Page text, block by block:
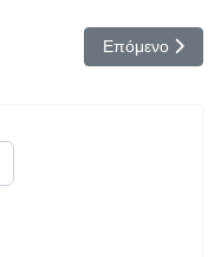
με τους Προέδρους
Επόμενο
Επόμενο